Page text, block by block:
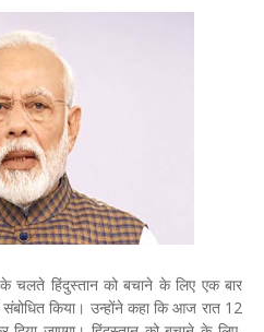
चलते हिंदुस्तान को बचाने के लिए एक बार
संबोधित किया। उन्होंने कहा कि आज रात 12